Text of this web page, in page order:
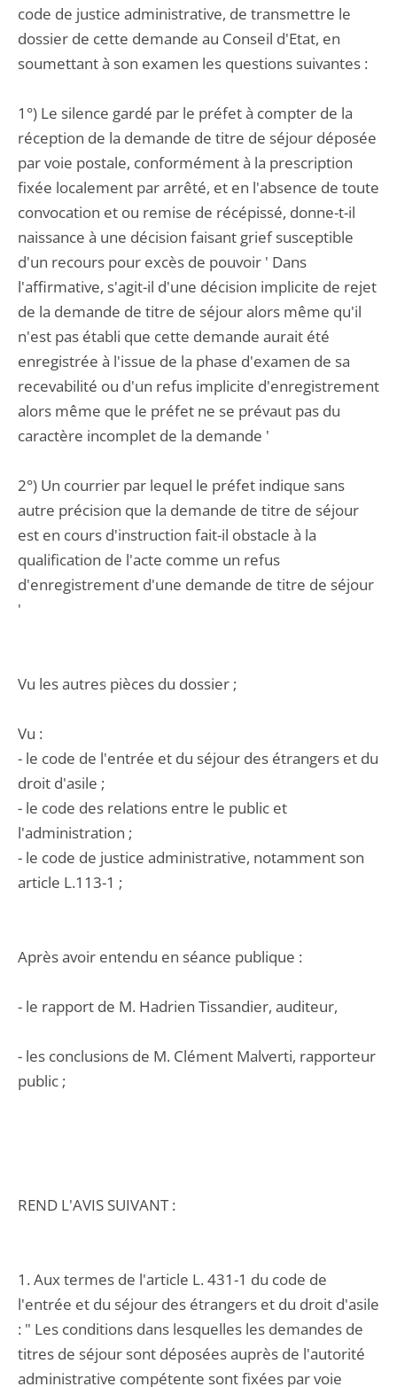
code de justice administrative, de transmettre le
dossier de cette demande au Conseil d'Etat, en
soumettant à son examen les questions suivantes :
1°) Le silence gardé par le préfet à compter de la
réception de la demande de titre de séjour déposée
par voie postale, conformément à la prescription
fixée localement par arrêté, et en l'absence de toute
convocation et ou remise de récépissé, donne-t-il
naissance à une décision faisant grief susceptible
d'un recours pour excès de pouvoir ' Dans
l'affirmative, s'agit-il d'une décision implicite de rejet
de la demande de titre de séjour alors même qu'il
n'est pas établi que cette demande aurait été
enregistrée à l'issue de la phase d'examen de sa
recevabilité ou d'un refus implicite d'enregistrement
alors même que le préfet ne se prévaut pas du
caractère incomplet de la demande '
2°) Un courrier par lequel le préfet indique sans
autre précision que la demande de titre de séjour
est en cours d'instruction fait-il obstacle à la
qualification de l'acte comme un refus
d'enregistrement d'une demande de titre de séjour
'
Vu les autres pièces du dossier ;
Vu :
- le code de l'entrée et du séjour des étrangers et du
droit d'asile ;
- le code des relations entre le public et
l'administration ;
- le code de justice administrative, notamment son
article L.113-1 ;
Après avoir entendu en séance publique :
- le rapport de M. Hadrien Tissandier, auditeur,
- les conclusions de M. Clément Malverti, rapporteur
public ;
REND L'AVIS SUIVANT :
1. Aux termes de l'article L. 431-1 du code de
l'entrée et du séjour des étrangers et du droit d'asile
: " Les conditions dans lesquelles les demandes de
titres de séjour sont déposées auprès de l'autorité
administrative compétente sont fixées par voie